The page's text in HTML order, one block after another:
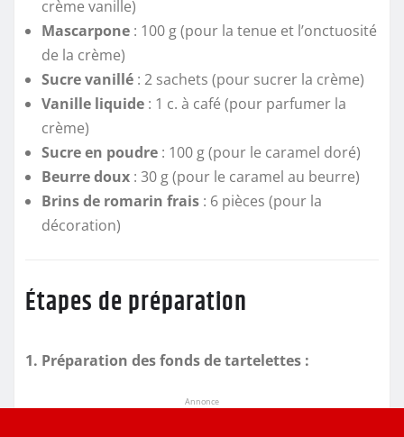
crème vanille)
Mascarpone : 100 g (pour la tenue et l’onctuosité
de la crème)
Sucre vanillé : 2 sachets (pour sucrer la crème)
Vanille liquide : 1 c. à café (pour parfumer la
crème)
Sucre en poudre : 100 g (pour le caramel doré)
Beurre doux : 30 g (pour le caramel au beurre)
Brins de romarin frais : 6 pièces (pour la
décoration)
Étapes de préparation
1. Préparation des fonds de tartelettes :
Annonce